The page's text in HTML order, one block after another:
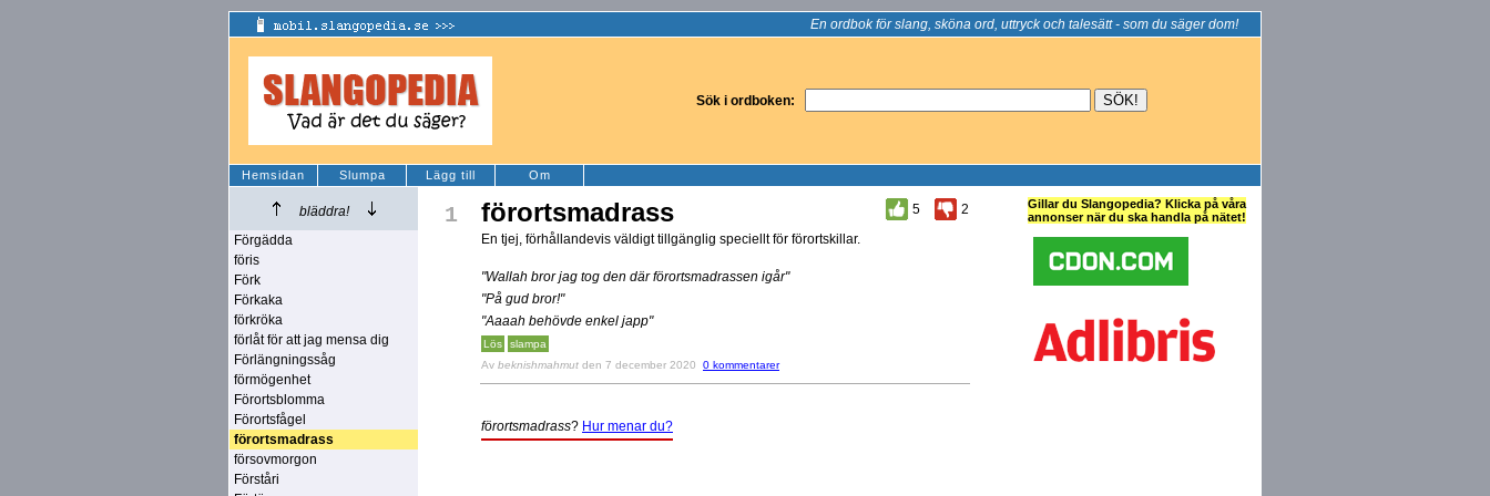
En ordbok för slang, sköna ord, uttryck och talesätt - som du säger dom!
Sök i ordboken:
Hemsidan Slumpa Lägg till Om
bläddra!
Förgädda
föris
Förk
Förkaka
förkröka
förlåt för att jag mensa dig
Förlängningssåg
förmögenhet
Förortsblomma
Förortsfågel
förortsmadrass
försovmorgon
Förståri
1 förortsmadrass 5
2
En tjej, förhållandevis väldigt tillgänglig speciellt för förortskillar.
"Wallah bror jag tog den där förortsmadrassen igår"
"På gud bror!"
"Aaaah behövde enkel japp"
Lös
slampa
Av beknishmahmut den 7 december 2020 0 kommentarer
förortsmadrass? Hur menar du?
Gillar du Slangopedia? Klicka på våra
annonser när du ska handla på nätet!